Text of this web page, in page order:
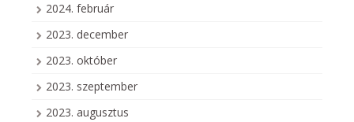
2024. február
2023. december
2023. október
2023. szeptember
2023. augusztus